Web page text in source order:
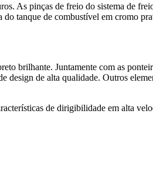
As pinças de freio do sistema de
tanque de combustível em cromo
brilhante. Juntamente com as
de alta qualidade. Outros
de dirigibilidade em alta